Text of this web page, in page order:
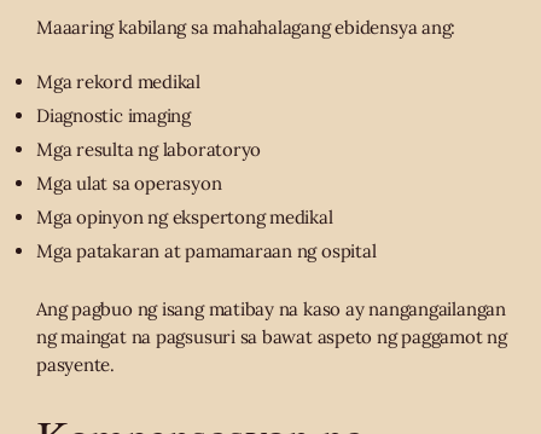
Maaaring kabilang sa mahahalagang ebidensya ang:
Mga rekord medikal
Diagnostic imaging
Mga resulta ng laboratoryo
Mga ulat sa operasyon
Mga opinyon ng ekspertong medikal
Mga patakaran at pamamaraan ng ospital
Ang pagbuo ng isang matibay na kaso ay nangangailangan
ng maingat na pagsusuri sa bawat aspeto ng paggamot ng
pasyente.